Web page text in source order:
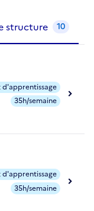
structure 10
35h/semaine
35h/semaine